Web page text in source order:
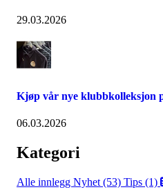
29.03.2026
Kjøp vår nye klubbkolleksjon
06.03.2026
Kategori
Alle innlegg Nyhet (53) Tips (1)